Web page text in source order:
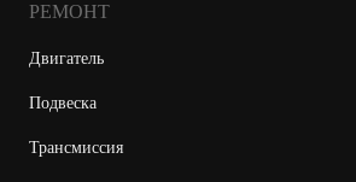
РЕМОНТ
Двигатель
Подвеска
Трансмиссия